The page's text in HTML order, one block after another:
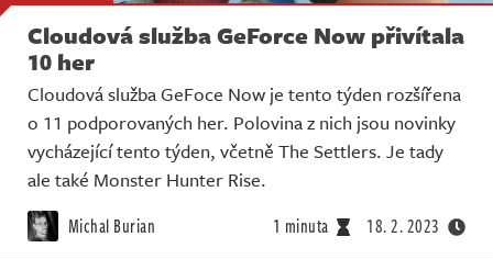
Cloudová služba GeForce Now přivítala
10 her
Cloudová služba GeFoce Now je tento týden rozšířena
o 11 podporovaných her. Polovina z nich jsou novinky
vycházející tento týden, včetně The Settlers. Je tady
ale také Monster Hunter Rise.
Michal Burian 1 minuta 18. 2. 2023